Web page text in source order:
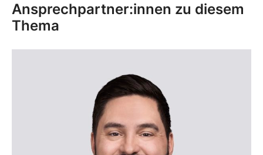
Ansprechpartner:innen zu diesem
Thema